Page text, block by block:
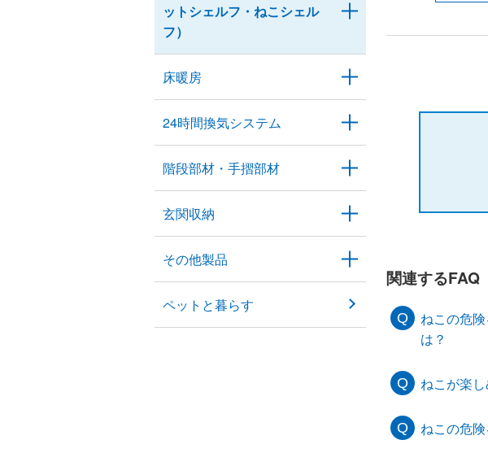
ットシェルフ・ねこシェル
フ）
床暖房
24時間換気システム
階段部材・手摺部材
玄関収納
その他製品
ペットと暮らす
関連するFAQ
ねこの危
は？
ねこが楽
ねこの危